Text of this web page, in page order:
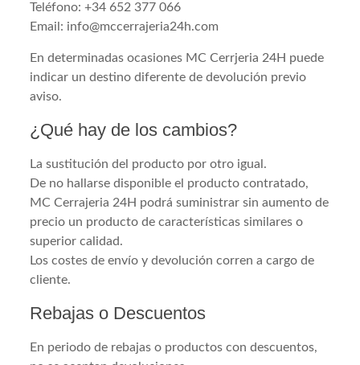
Teléfono: +34 652 377 066
Email: info@mccerrajeria24h.com
En determinadas ocasiones MC Cerrjeria 24H puede
indicar un destino diferente de devolución previo
aviso.
¿Qué hay de los cambios?
La sustitución del producto por otro igual.
De no hallarse disponible el producto contratado,
MC Cerrajeria 24H podrá suministrar sin aumento de
precio un producto de características similares o
superior calidad.
Los costes de envío y devolución corren a cargo de
cliente.
Rebajas o Descuentos
En periodo de rebajas o productos con descuentos,